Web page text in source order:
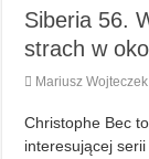
Siberia 56.
strach w
Mariusz Wojteczek
Christophe Bec
interesującej serii